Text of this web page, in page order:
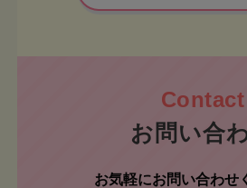
お問い合
お気軽にお問い合わせ